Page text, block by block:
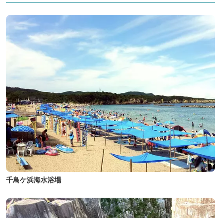
千鳥ケ浜海水浴場